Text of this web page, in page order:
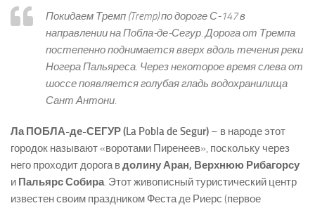
Покидаем Тремп (Tremp) по дороге С-147 в
направлении на Побла-де-Сегур. Дорога от Тремпа
постепенно поднимается вверх вдоль течения реки
Ногера Пальяреса. Через некоторое время слева от
шоссе появляется голубая гладь водохранилища
Сант Антони.
Ла ПОБЛА-де-СЕГУР(La Pobla de Segur) – в народе этот
городок называют «воротами Пиренеев», поскольку через
него проходит дорога вдолину Аран, Верхнюю Рибагорсу
и Пальярс Собира. Этот живописный туристический центр
известен своим праздником Феста де Риерс (первое